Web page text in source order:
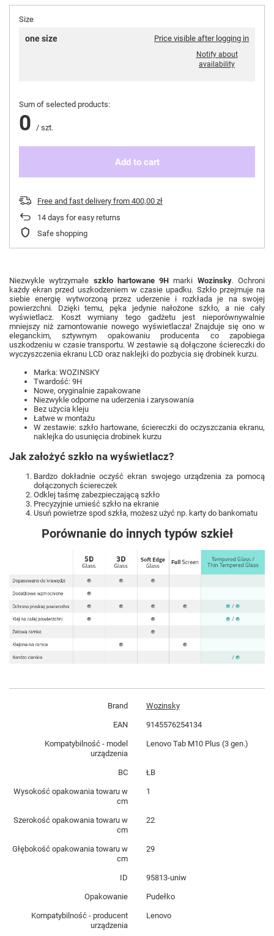
Size
one size Price visible after logging in
Notify about
availability
Sum of selected products:
0 / szt.
Add to cart
Free and fast delivery from 400,00 zł
14 days for easy returns
Safe shopping
Niezwykle wytrzymałe szkło hartowane 9H marki Wozinsky. Ochroni
każdy ekran przed uszkodzeniem w czasie upadku. Szkło przejmuje na
siebie energię wytworzoną przez uderzenie i rozkłada je na swojej
powierzchni. Dzięki temu, pęka jedynie nałożone szkło, a nie cały
wyświetlacz. Koszt wymiany tego gadżetu jest nieporównywalnie
mniejszy niż zamontowanie nowego wyświetlacza! Znajduje się ono w
eleganckim, sztywnym opakowaniu producenta co zapobiega
uszkodzeniu w czasie transportu. W zestawie są dołączone ściereczki do
wyczyszczenia ekranu LCD oraz naklejki do pozbycia się drobinek kurzu.
Marka: WOZINSKY
Twardość: 9H
Nowe, oryginalnie zapakowane
Niezwykle odporne na uderzenia i zarysowania
Bez użycia kleju
Łatwe w montażu
W zestawie: szkło hartowane, ściereczki do oczyszczania ekranu,
naklejka do usunięcia drobinek kurzu
Jak założyć szkło na wyświetlacz?
Bardzo dokładnie oczyść ekran swojego urządzenia za pomocą
dołączonych ściereczek
Odklej taśmę zabezpieczającą szkło
Precyzyjnie umieść szkło na ekranie
Usuń powietrze spod szkła, możesz użyć np. karty do bankomatu
Porównanie do innych typów szkieł
Brand Wozinsky
EAN 9145576254134
Kompatybilność - model
urządzenia
Lenovo Tab M10 Plus (3 gen.)
BC ŁB
Wysokość opakowania towaru w
cm
1
Szerokość opakowania towaru w
cm
22
Głębokość opakowania towaru w
cm
29
ID 95813-uniw
Opakowanie Pudełko
Kompatybilność - producent
urządzenia
Lenovo